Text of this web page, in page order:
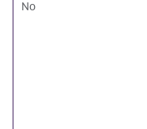
No